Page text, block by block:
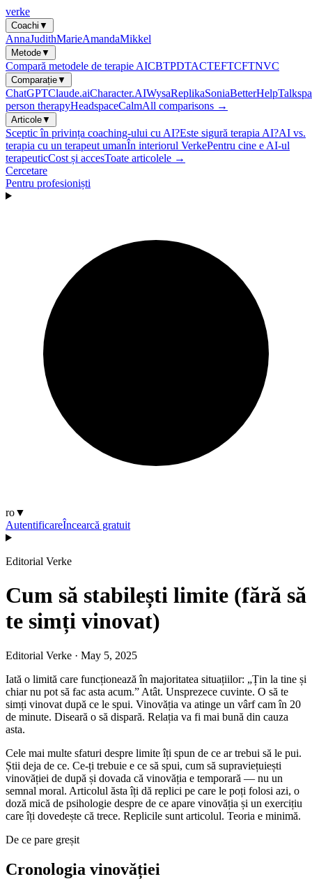
verke
Coachi ▼
AnnaJudithMarieAmandaMikkel
Metode▼
Compară metodele de terapie AICBTPDTACTEFTCFTNVC
Comparație▼
ChatGPTClaude.aiCharacter.AIWysaReplikaSoniaBetterHelp
person therapyHeadspaceCalmAll comparisons →
Articole▼
Sceptic în privința coaching-ului cu AI?Este sigură terapia AI?AI vs.
terapia cu un terapeut umanÎn interiorul VerkePentru cine e AI-ul
terapeuticCost și accesToate articolele →
Cercetare
Pentru profesioniști
ro▼
AutentificareÎncearcă gratuit
Editorial Verke
Cum să stabilești limite (fără să
te simți vinovat)
Editorial Verke · May 5, 2025
Iată o limită care funcționează în majoritatea situațiilor: „Țin la tine și
chiar nu pot să fac asta acum.” Atât. Unsprezece cuvinte. O să te
simți vinovat după ce le spui. Vinovăția va atinge un vârf cam în 20
de minute. Diseară o să dispară. Relația va fi mai bună din cauza
asta.
Cele mai multe sfaturi despre limite îți spun de ce ar trebui să le pui.
Știi deja de ce. Ce-ți trebuie e ce să spui, cum să supraviețuiești
vinovăției de după și dovada că vinovăția e temporară — nu un
semnal moral. Articolul ăsta îți dă replici pe care le poți folosi azi, o
doză mică de psihologie despre de ce apare vinovăția și un exercițiu
care îți dovedește că trece. Replicile sunt articolul. Teoria e minimă.
De ce pare greșit
Cronologia vinovăției